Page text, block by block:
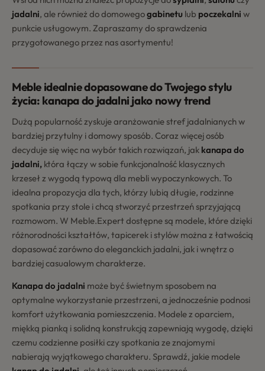
jadalni, ale również do domowegogabinetu lub poczekalni w
punkcie usługowym. Zapraszamy do sprawdzenia
przygotowanego przez nas asortymentu!
Meble idealnie dopasowane do Twojego stylu
życia: kanapa do jadalni jako nowy trend
Dużą popularność zyskuje aranżowanie stref jadalnianych w
bardziej przytulny i domowy sposób. Coraz więcej osób
decyduje się więc na wybór takich rozwiązań, jak kanapa do
jadalni, która łączy w sobie funkcjonalność klasycznych
krzeseł z wygodą typową dla mebli wypoczynkowych. To
idealna propozycja dla tych, którzy lubią długie, rodzinne
spotkania przy stole i chcą stworzyć przestrzeń sprzyjającą
rozmowom. W Meble.Expert dostępne są modele, które dzięki
różnorodności kształtów, tapicerek i stylów można z łatwością
dopasować zarówno do eleganckich jadalni, jak i wnętrz o
bardziej casualowym charakterze.
Kanapa do jadalni może być świetnym sposobem na
optymalne wykorzystanie przestrzeni, a jednocześnie podnosi
komfort użytkowania pomieszczenia. Modele z oparciem,
miękką pianką i solidną konstrukcją zapewniają wygodę, dzięki
czemu codzienne posiłki czy spotkania ze znajomymi
nabierają wyjątkowego charakteru. Sprawdź, jakie modele